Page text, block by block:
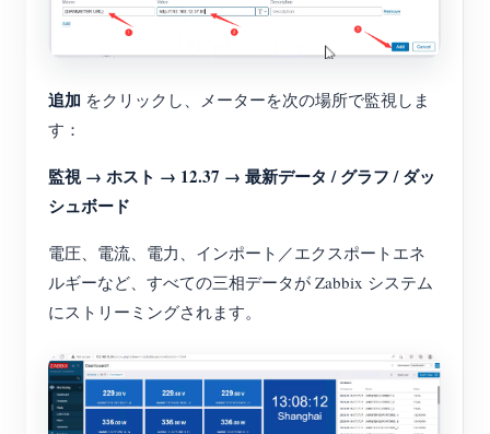
追加 をクリックし、メーターを次の場所で監視しま
す：
監視 → ホスト → 12.37 → 最新データ / グラフ / ダッ
シュボード
電圧、電流、電力、インポート／エクスポートエネ
ルギーなど、すべての三相データが Zabbix システム
にストリーミングされます。